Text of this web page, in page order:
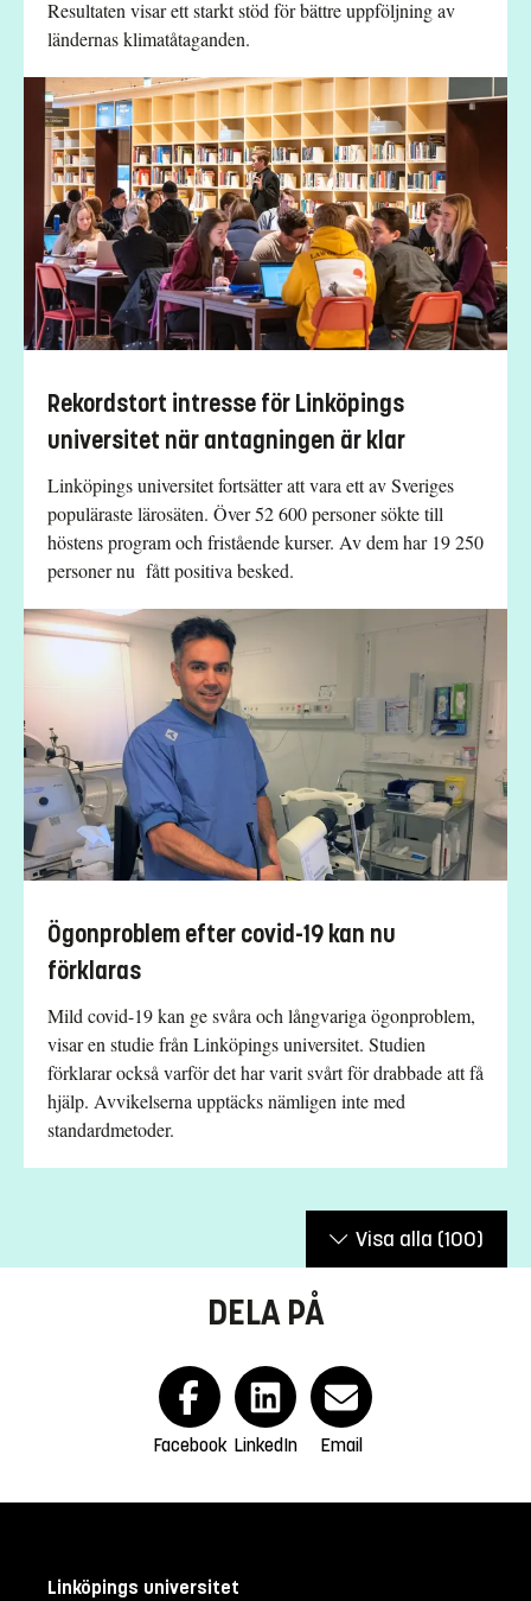
Resultaten visar ett starkt stöd för bättre uppföljning av
ländernas klimatåtaganden.
Rekordstort intresse för Linköpings
universitet när antagningen är klar
Linköpings universitet fortsätter att vara ett av Sveriges
populäraste lärosäten. Över 52 600 personer sökte till
höstens program och fristående kurser. Av dem har 19 250
personer nu fått positiva besked.
Ögonproblem efter covid-19 kan nu
förklaras
Mild covid-19 kan ge svåra och långvariga ögonproblem,
visar en studie från Linköpings universitet. Studien
förklarar också varför det har varit svårt för drabbade att få
hjälp. Avvikelserna upptäcks nämligen inte med
standardmetoder.
Visa alla (100)
DELA PÅ
Facebook LinkedIn Email
Linköpings universitet